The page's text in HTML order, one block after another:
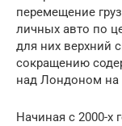
перемещение
личных авто по
для них верхний
сокращению
над Лондоном на
Начиная с 2000-